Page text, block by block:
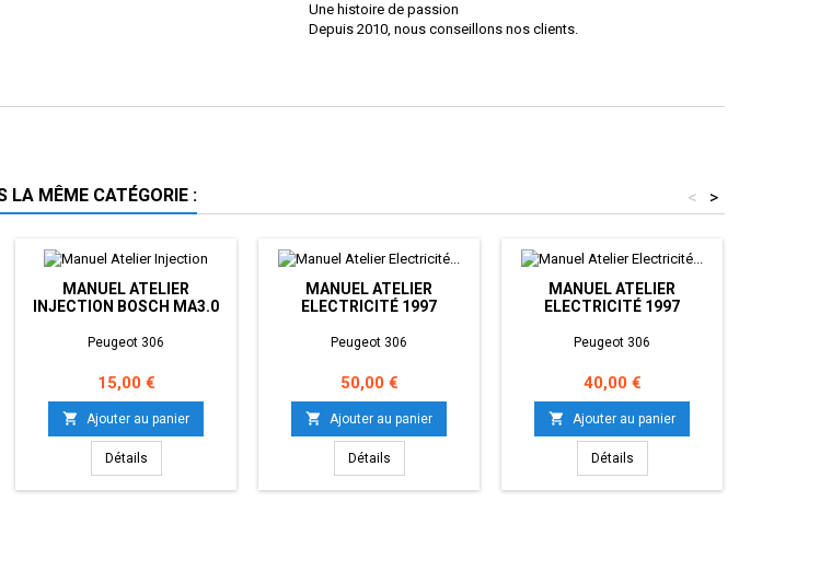
Une histoire de passion
Depuis 2010, nous conseillons nos clients.
LA MÊME CATÉGORIE : >
<
MANUEL ATELIER
INJECTION BOSCH MA3.0
Peugeot 306
Prix
15,00 €
 Ajouter au panier
Détails
MANUEL ATELIER
ELECTRICITÉ 1997
Peugeot 306
Prix
50,00 €
 Ajouter au panier
Détails
MANUEL ATELIER
ELECTRICITÉ 1997
Peugeot 306
Prix
40,00 €
 Ajouter au panier
Détails